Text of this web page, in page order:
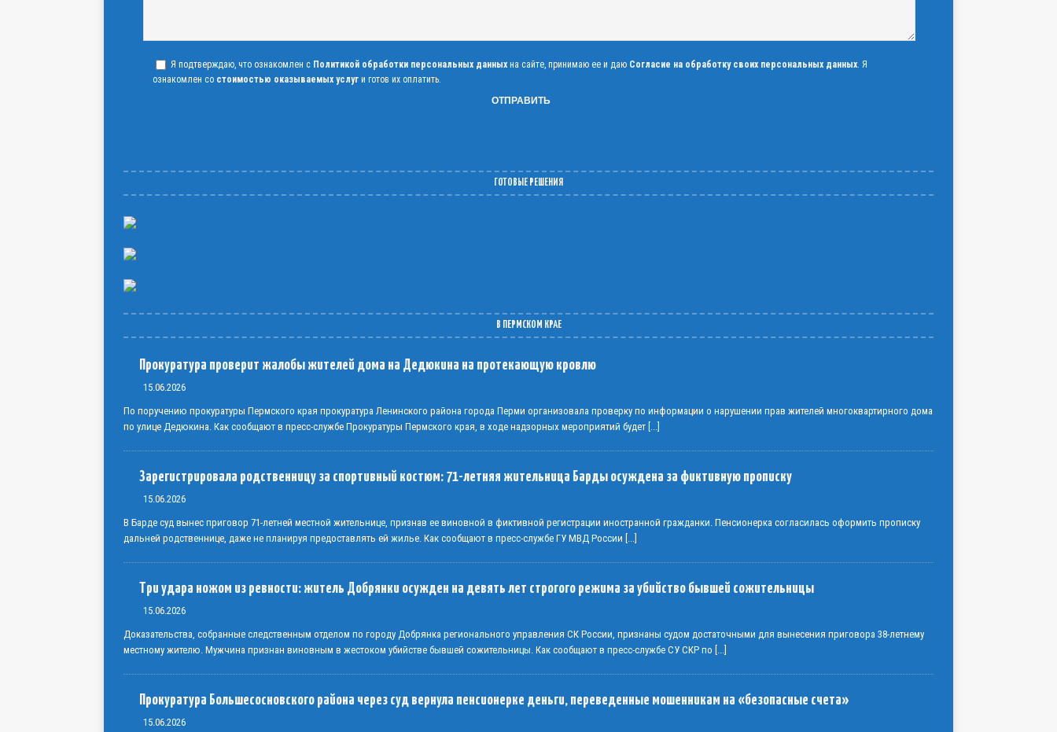
Я подтверждаю, что ознакомлен с Политикой обработки персональных данных на сайте, принимаю ее и даю Согласие на обработку своих персональных данных. Я
ознакомлен со стоимостью оказываемых услуг и готов их оплатить.
ГОТОВЫЕ РЕШЕНИЯ
В ПЕРМСКОМ КРАЕ
Прокуратура проверит жалобы жителей дома на Дедюкина на протекающую кровлю
15.06.2026
По поручению прокуратуры Пермского края прокуратура Ленинского района города Перми организовала проверку по информации о нарушении прав жителей многоквартирного дома
по улице Дедюкина. Как сообщают в пресс-службе Прокуратуры Пермского края, в ходе надзорных мероприятий будет [...]
Зарегистрировала родственницу за спортивный костюм: 71-летняя жительница Барды осуждена за фиктивную прописку
15.06.2026
В Барде суд вынес приговор 71-летней местной жительнице, признав ее виновной в фиктивной регистрации иностранной гражданки. Пенсионерка согласилась оформить прописку
дальней родственнице, даже не планируя предоставлять ей жилье. Как сообщают в пресс-службе ГУ МВД России [...]
Три удара ножом из ревности: житель Добрянки осужден на девять лет строгого режима за убийство бывшей сожительницы
15.06.2026
Доказательства, собранные следственным отделом по городу Добрянка регионального управления СК России, признаны судом достаточными для вынесения приговора 38-летнему
местному жителю. Мужчина признан виновным в жестоком убийстве бывшей сожительницы. Как сообщают в пресс-службе СУ СКР по [...]
Прокуратура Большесосновского района через суд вернула пенсионерке деньги, переведенные мошенникам на «безопасные счета»
15.06.2026